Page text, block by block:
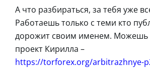
А что разбираться, за тебя уже
Работаешь только с теми кто
дорожит своим именем. Можешь
проект Кирилла –
https://torforex.org/arbitrazhnye-